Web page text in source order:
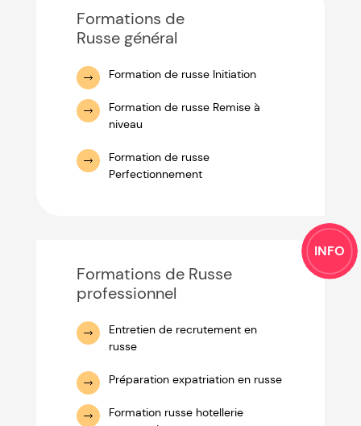
Formations de
Russe général
Formation de russe Initiation
Formation de russe Remise à
niveau
Formation de russe
Perfectionnement
Formations de Russe
professionnel
Entretien de recrutement en
russe
Préparation expatriation en russe
Formation russe hotellerie
INFO